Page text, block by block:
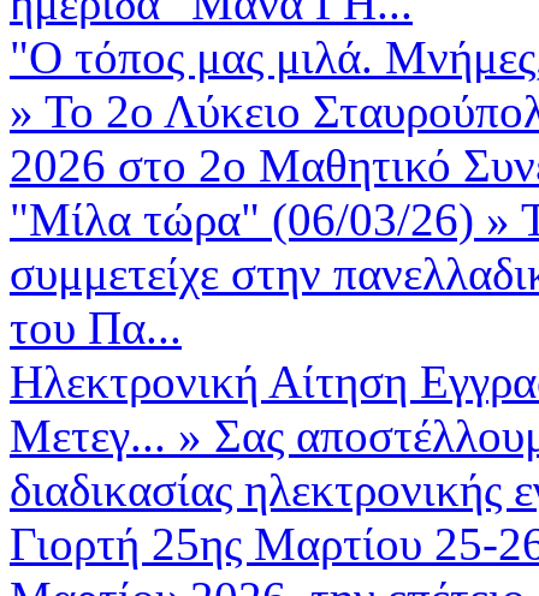
"Ο τόπος μας μιλά.
» Το 2ο Λύκειο
2026 στο 2ο Μαθητικό
"Μίλα τώρα" (06/03/26) »
συμμετείχε στην
του Πα...
Ηλεκτρονική Αίτηση
Μετεγ... » Σας
διαδικασίας ηλεκτρονικής
Γιορτή 25ης Μαρτίου 25-